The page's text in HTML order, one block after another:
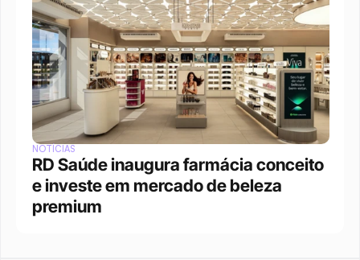
NOTÍCIAS
RD Saúde inaugura farmácia conceito
e investe em mercado de beleza
premium